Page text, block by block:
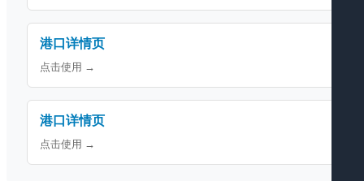
港口详情页
点击使用 →
港口详情页
点击使用 →